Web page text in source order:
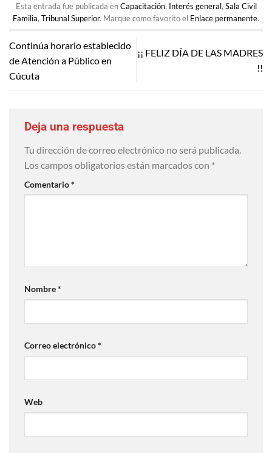
Esta entrada fue publicada enCapacitación, Interés general, Sala Civil
Familia, Tribunal Superior. Marque como favorito el Enlace permanente.
Continúa horario establecido
de Atención a Público en
Cúcuta
¡¡ FELIZ DÍA DE LAS MADRES
!!
Deja una respuesta
Tu dirección de correo electrónico no será publicada.
Los campos obligatorios están marcados con *
Comentario*
Nombre*
Correo electrónico*
Web